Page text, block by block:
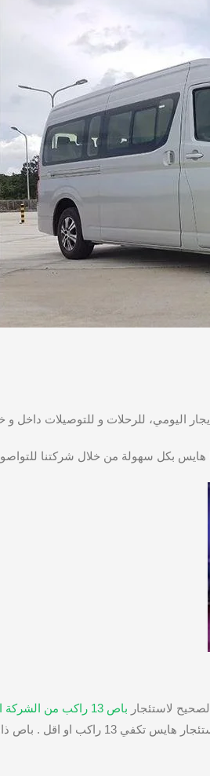
سهولة من خلال شركتنا للتواصول
باص 13 راكب من الشركة الدولية للنقل السياحي
الساحل باقل سعر . بالتالي نوفر لك